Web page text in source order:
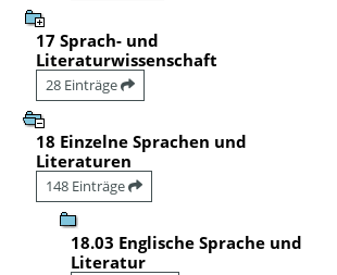
17 Sprach- und
Literaturwissenschaft
28 Einträge
18 Einzelne Sprachen und
Literaturen
148 Einträge
18.03 Englische Sprache und
Literatur